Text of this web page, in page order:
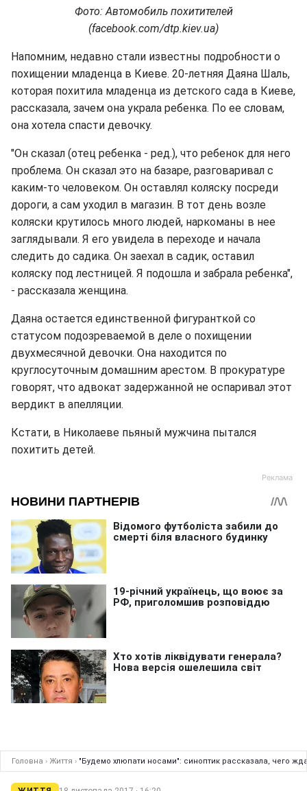
Фото: Автомобиль похитителей
(facebook.com/dtp.kiev.ua)
Напомним, недавно стали известны подробности о
похищении младенца в Киеве. 20-летняя Даяна Шаль,
которая похитила младенца из детского сада в Киеве,
рассказала, зачем она украла ребенка. По ее словам,
она хотела спасти девочку.
"Он сказал (отец ребенка - ред.), что ребенок для него
проблема. Он сказал это на базаре, разговаривал с
каким-то человеком. Он оставлял коляску посреди
дороги, а сам уходил в магазин. В тот день возле
коляски крутилось много людей, наркоманы в нее
заглядывали. Я его увидела в переходе и начала
следить до садика. Он заехал в садик, оставил
коляску под лестницей. Я подошла и забрала ребенка",
- рассказала женщина.
Даяна остается единственной фигуранткой со
статусом подозреваемой в деле о похищении
двухмесячной девочки. Она находится по
круглосуточным домашним арестом. В прокуратуре
говорят, что адвокат задержанной не оспаривал этот
вердикт в апелляции.
Кстати, в Николаеве пьяный мужчина пытался
похитить детей.
Головна › Життя › "Будемо хлюпати носами": синоптик рассказала, чего